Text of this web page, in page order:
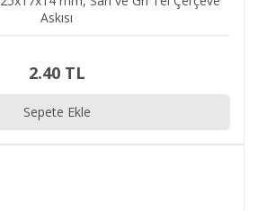
Askısı
2.40 TL
Sepete Ekle